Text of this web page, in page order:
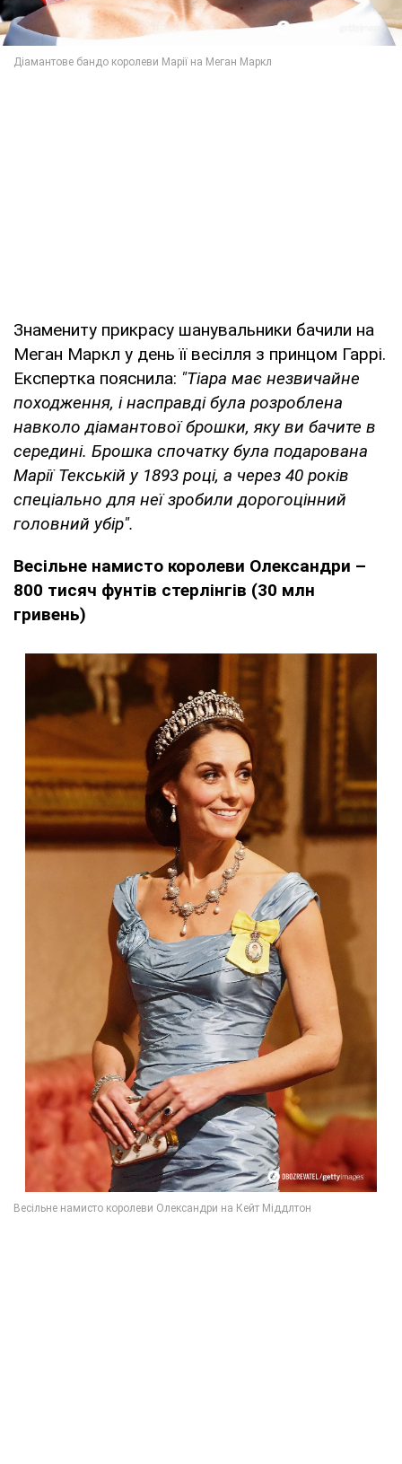
Знамениту прикрасу шанувальники бачили на
Меган Маркл у день її весілля з принцом Гаррі.
Експертка пояснила: "Тіара має незвичайне
походження, і насправді була розроблена
навколо діамантової брошки, яку ви бачите в
середині. Брошка спочатку була подарована
Марії Текській у 1893 році, а через 40 років
спеціально для неї зробили дорогоцінний
головний убір".
Весільне намисто королеви Олександри –
800 тисяч фунтів стерлінгів (30 млн
гривень)